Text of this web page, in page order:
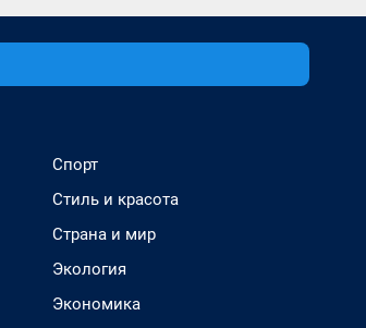
Спорт
Стиль и красота
Страна и мир
Экология
Экономика